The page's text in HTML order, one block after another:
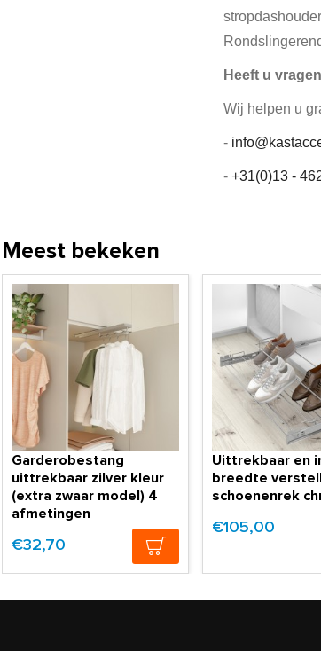
Heeft u
Wij helpen u
-
- +31(0)13 -
Meest bekeken
Garderobestang
uittrekbaar zilver kleur
(extra zwaar model) 4
afmetingen
€32,70
Uittrekbaar en
breedte
schoenenrek
€105,00